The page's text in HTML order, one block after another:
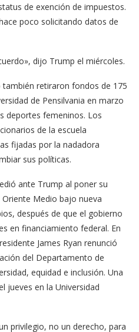
de exención de impuestos.
poco solicitando datos de
dijo Trump el miércoles.
retiraron fondos de 175
de Pensilvania en marzo
deportes femeninos. Los
de la escuela
fijadas por la nadadora
sus políticas.
ante Trump al poner su
Medio bajo nueva
después de que el gobierno
en financiamiento federal. En
James Ryan renunció
del Departamento de
equidad e inclusión. Una
jueves en la Universidad
privilegio, no un derecho, para